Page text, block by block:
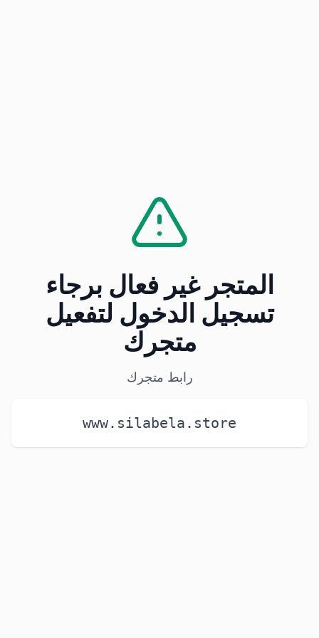
المتجر غير فعال برجاء
تسجيل الدخول لتفعيل
متجرك
رابط متجرك
www.silabela.store